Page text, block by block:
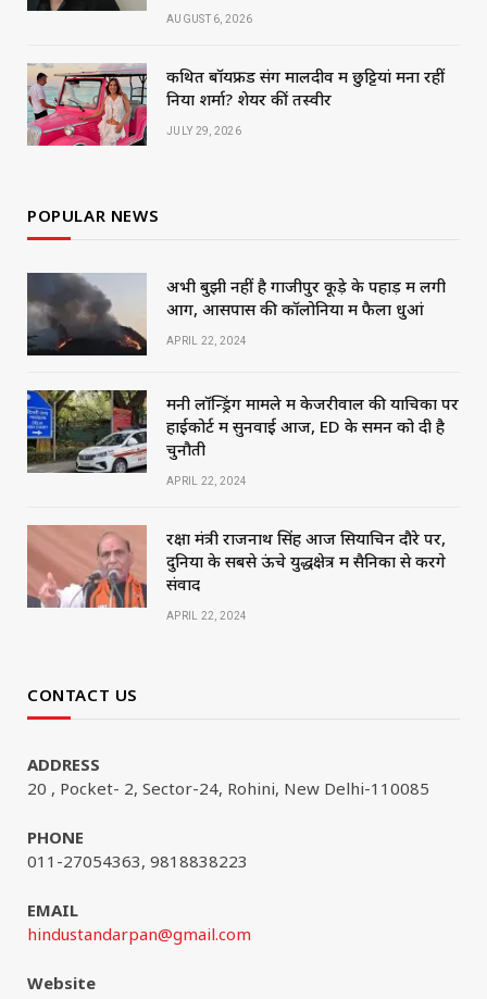
AUGUST 6, 2026
कथित बॉयफ्रेंड संग मालदीव में छुट्टियां मना रहीं
निया शर्मा? शेयर कीं तस्वीरें
JULY 29, 2026
POPULAR NEWS
अभी बुझी नहीं है गाजीपुर कूड़े के पहाड़ में लगी
आग, आसपास की कॉलोनियों में फैला धुआं
APRIL 22, 2024
मनी लॉन्ड्रिंग मामले में केजरीवाल की याचिका पर
हाईकोर्ट में सुनवाई आज, ED के समन को दी है
चुनौती
APRIL 22, 2024
रक्षा मंत्री राजनाथ सिंह आज सियाचिन दौरे पर,
दुनिया के सबसे ऊंचे युद्धक्षेत्र में सैनिकों से करेंगे
संवाद
APRIL 22, 2024
CONTACT US
ADDRESS
20 , Pocket- 2, Sector-24, Rohini, New Delhi-110085
PHONE
011-27054363, 9818838223
EMAIL
hindustandarpan@gmail.com
Website